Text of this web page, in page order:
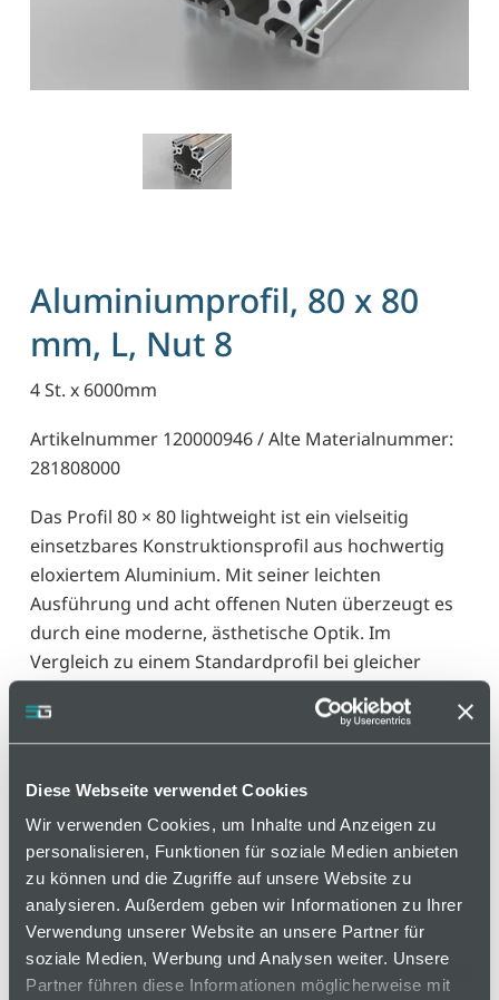
Diese Webseite verwendet Cookies
Wir verwenden Cookies, um Inhalte und Anzeigen zu
personalisieren, Funktionen für soziale Medien anbieten
zu können und die Zugriffe auf unsere Website zu
analysieren. Außerdem geben wir Informationen zu Ihrer
Verwendung unserer Website an unsere Partner für
soziale Medien, Werbung und Analysen weiter. Unsere
Partner führen diese Informationen möglicherweise mit
Aluminiumprofil, 80 x 80
mm, L, Nut 8
4 St. x 6000mm
Artikelnummer 120000946 / Alte Materialnummer:
281808000
Das Profil 80 × 80 lightweight ist ein vielseitig
einsetzbares Konstruktionsprofil aus hochwertig
eloxiertem Aluminium. Mit seiner leichten
Ausführung und acht offenen Nuten überzeugt es
durch eine moderne, ästhetische Optik. Im
Vergleich zu einem Standardprofil bei gleicher
weniger. Für die Auswahl des richtigen Profils
sollten passend zur Belastung die
werden.
Varianten